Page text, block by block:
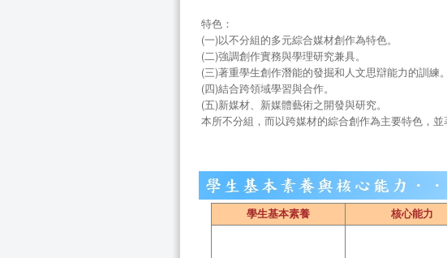
特色：
(一)以不分組的多元綜合媒材創作為特色。
(二)強調創作實務與學理研究兼具。
(三)著重學生創作潛能的發掘和人文思辯能力的訓練。
(四)結合跨領域學習與合作。
(五)新媒材、新媒體藝術之開發與研究。
本所不分組，而以跨媒材的綜合創作為主要特色，
學生基本素養 核心能力